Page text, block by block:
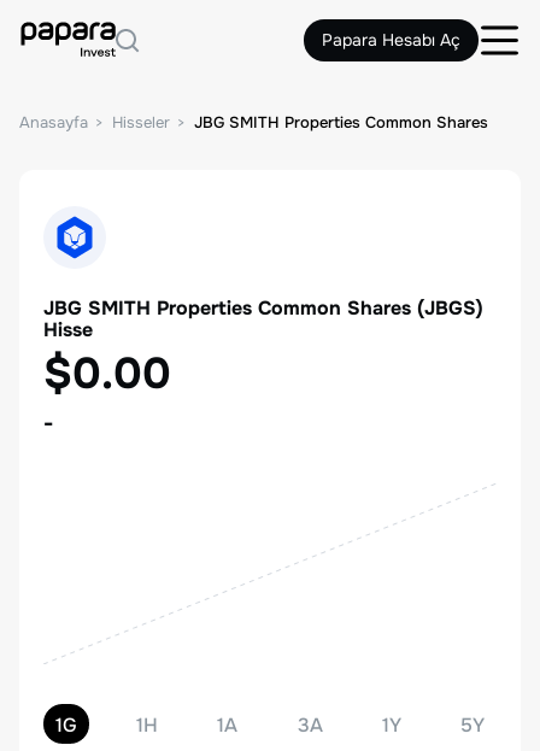
Papara Hesabı Aç
Anasayfa Hisseler JBG SMITH Properties Common Shares
JBG SMITH Properties Common Shares (JBGS)
Hisse
$0.00
-
1G 1H 1A 3A 1Y 5Y